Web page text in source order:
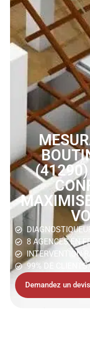
8 AGENCES EN
INTERVENTION
99% DE CLIENTS
Demandez un devis